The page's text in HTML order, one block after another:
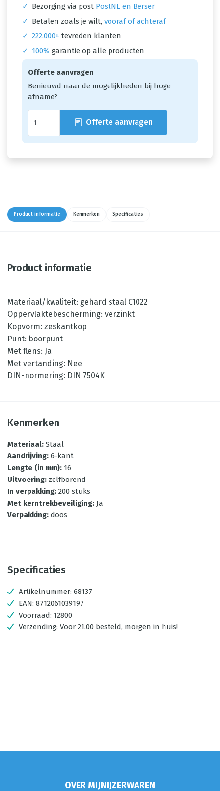
✓ Bezorging via post PostNL en Berser
✓
Betalen zoals je wilt, vooraf of achteraf
✓ 222.000+ tevreden klanten
✓
100% garantie op alle producten
Offerte aanvragen
Benieuwd naar de mogelijkheden bij hoge
afname?
Offerte aanvragen
Product informatie Kenmerken Specificaties
Product informatie
Materiaal/kwaliteit: gehard staal C1022
Oppervlaktebescherming: verzinkt
Kopvorm: zeskantkop
Punt: boorpunt
Met flens: Ja
Met vertanding: Nee
DIN-normering: DIN 7504K
Kenmerken
Materiaal: Staal
Aandrijving: 6-kant
Lengte (in mm): 16
Uitvoering: zelfborend
In verpakking: 200 stuks
Met kerntrekbeveiliging: Ja
Verpakking: doos
Specificaties
Artikelnummer: 68137
EAN: 8712061039197
Voorraad: 12800
Verzending: Voor 21.00 besteld, morgen in huis!
OVER MIJNIJZERWAREN